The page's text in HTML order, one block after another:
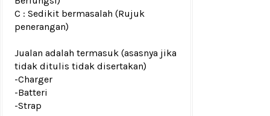
C : Sedikit bermasalah (Rujuk
penerangan)
Jualan adalah termasuk (asasnya jika
tidak ditulis tidak disertakan)
-Charger
-Batteri
-Strap